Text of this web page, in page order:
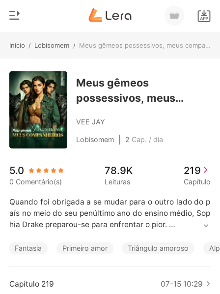
Início / Lobisomem / Meus gêmeos possessivos, meus companheiros
0
Loja
Histórico
Sair
Baixar App
Gênero
Moderno
Lobisomem
Contos
Bilionários
Contos Curtos
Meus gêmeos
possessivos, meus
VEE JAY
Lobisomem 2 Cap. / dia
5.0
0 Comentário(s)
78.9K
Leituras
219
Capítulo
Quando foi obrigada a se mudar para o outro lado do p
aís no meio do seu penúltimo ano do ensino médio, Sop
hia Drake preparou-se para enfrentar o pior.
Desesperada para escapar de sua família desestrutura
os Ashford.
Fantasia Primeiro amor Triângulo amoroso
Capítulo 219 07-15 10:29